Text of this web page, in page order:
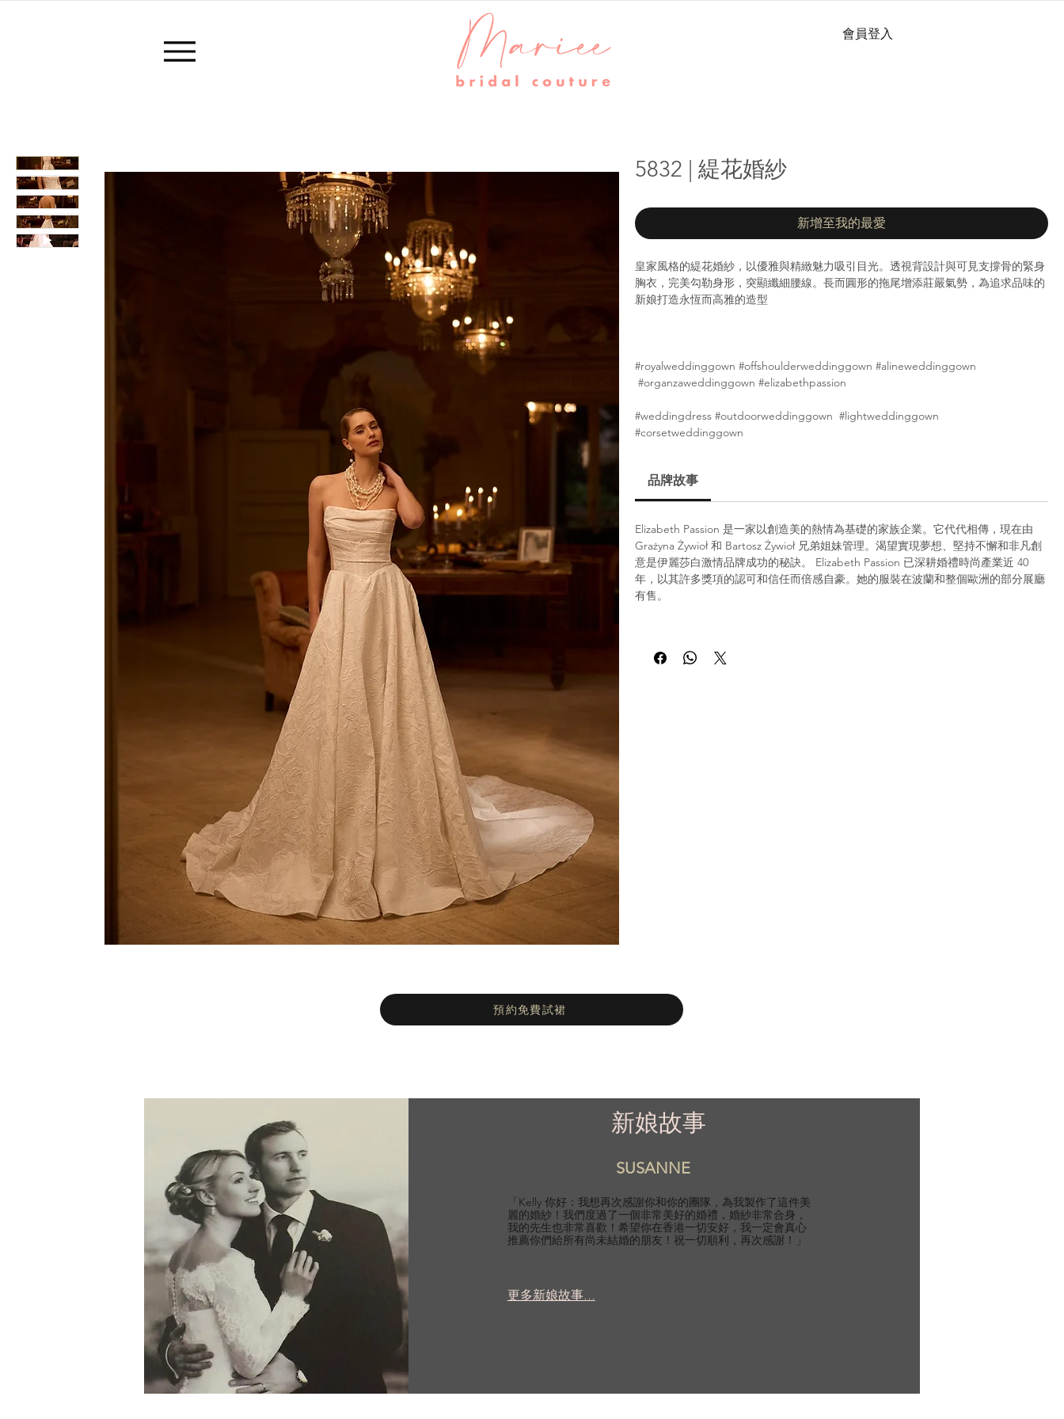
會員登入
5832 | 緹花婚紗
新增至我的最愛
皇家風格的緹花婚紗，以優雅與精緻魅力吸引目光。透視背設計與可見支撐骨的緊身
胸衣，完美勾勒身形，突顯纖細腰線。長而圓形的拖尾增添莊嚴氣勢，為追求品味的
新娘打造永恆而高雅的造型
#royalweddinggown #offshoulderweddinggown #alineweddinggown
#organzaweddinggown #elizabethpassion
#weddingdress #outdoorweddinggown #lightweddinggown
#corsetweddinggown
品牌故事
Elizabeth Passion 是一家以創造美的熱情為基礎的家族企業。它代代相傳，現在由
Grażyna Żywioł 和 Bartosz Żywioł 兄弟姐妹管理。渴望實現夢想、堅持不懈和非凡創
意是伊麗莎白激情品牌成功的秘訣。 Elizabeth Passion 已深耕婚禮時尚產業近 40
年，以其許多獎項的認可和信任而倍感自豪。她的服裝在波蘭和整個歐洲的部分展廳
有售。
預約免費試裙
新娘故事
SUSANNE
「Kelly 你好：我想再次感謝你和你的團隊，為我製作了這件美
麗的婚紗！我們度過了一個非常美好的婚禮，婚紗非常合身，
我的先生也非常喜歡！希望你在香港一切安好，我一定會真心
推薦你們給所有尚未結婚的朋友！祝一切順利，再次感謝！」
更多新娘故事...